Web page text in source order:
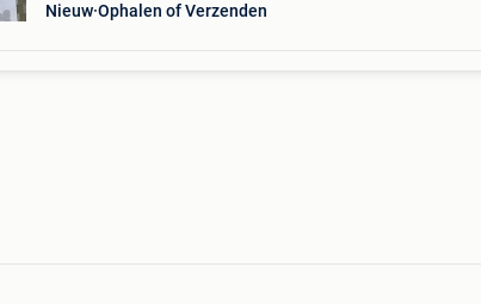
Nieuw Ophalen of Verzenden